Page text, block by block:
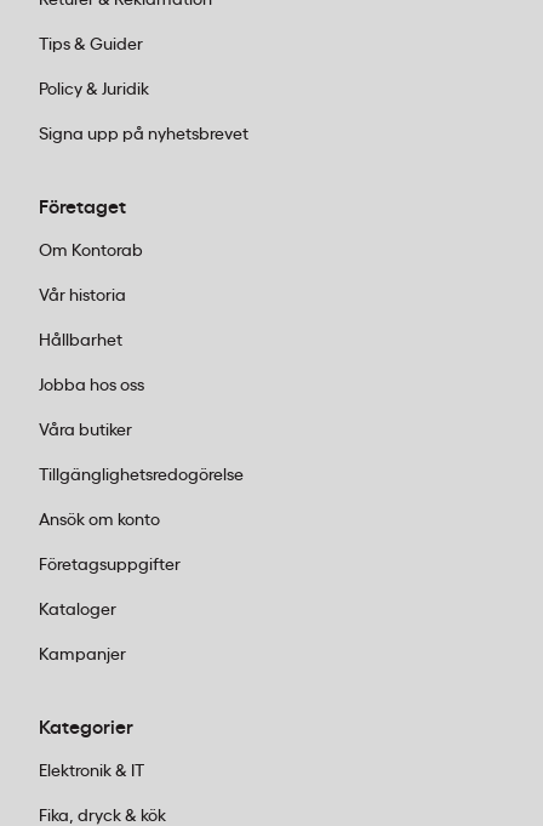
Tips & Guider
Policy & Juridik
Signa upp på nyhetsbrevet
Företaget
Om Kontorab
Vår historia
Hållbarhet
Jobba hos oss
Våra butiker
Tillgänglighetsredogörelse
Ansök om konto
Företagsuppgifter
Kataloger
Kampanjer
Kategorier
Elektronik & IT
Fika, dryck & kök